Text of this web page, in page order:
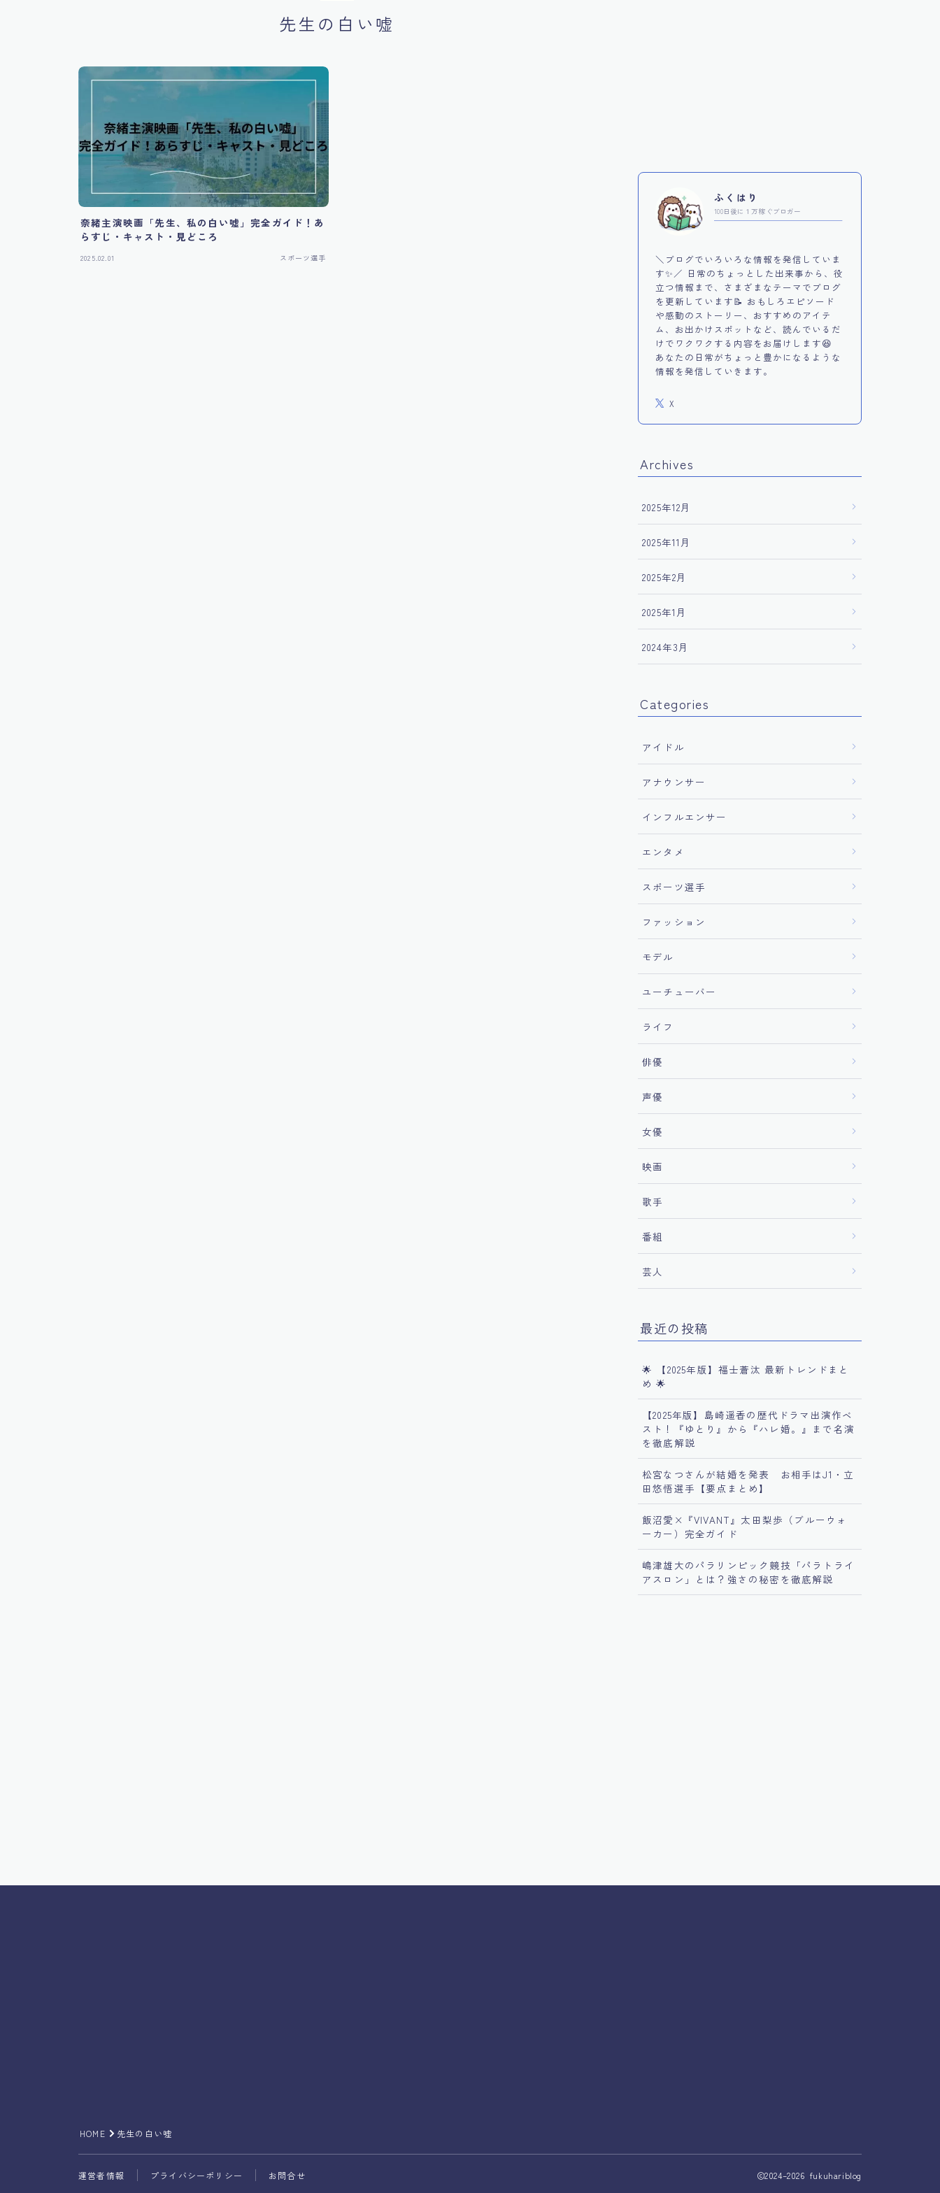
先生の白い嘘
奈緒主演映画「先生、私の白い嘘」完全ガイド！あ
らすじ・キャスト・見どころ
2025.02.01 スポーツ選手
ふくはり
100日後に１万稼ぐブロガー
＼ブログでいろいろな情報を発信していま
す✨／ 日常のちょっとした出来事から、役
立つ情報まで、さまざまなテーマでブログ
を更新しています📝 おもしろエピソード
や感動のストーリー、おすすめのアイテ
ム、お出かけスポットなど、読んでいるだ
けでワクワクする内容をお届けします😆
あなたの日常がちょっと豊かになるような
情報を発信していきます。
X
Archives
2025年12月
2025年11月
2025年2月
2025年1月
2024年3月
Categories
アイドル
アナウンサー
インフルエンサー
エンタメ
スポーツ選手
ファッション
モデル
ユーチューバー
ライフ
俳優
声優
女優
映画
歌手
番組
芸人
最近の投稿
🌟 【2025年版】福士蒼汰 最新トレンドまと
め 🌟
【2025年版】島崎遥香の歴代ドラマ出演作ベ
スト！『ゆとり』から『ハレ婚。』まで名演
を徹底解説
松宮なつさんが結婚を発表 お相手はJ1・立
田悠悟選手【要点まとめ】
飯沼愛×『VIVANT』太田梨歩（ブルーウォ
ーカー）完全ガイド
嶋津雄大のパラリンピック競技「パラトライ
アスロン」とは？強さの秘密を徹底解説
HOME 先生の白い嘘
運営者情報 プライバシーポリシー お問合せ 2024–2026 fukuhariblog